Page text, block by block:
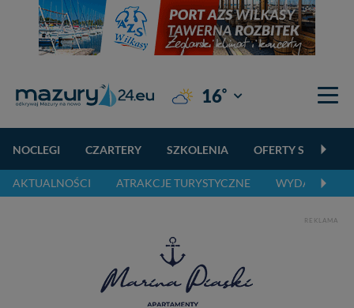
16° Giżycko
NOCLEGI CZARTERY SZKOLENIA OFERTY
AKTUALNOŚCI ATRAKCJE TURYSTYCZNE WYDARZENIA
REKLAMA